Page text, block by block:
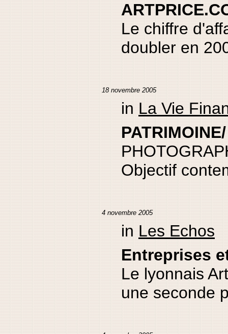
Le chiffre
doubler en
18 novembre 2005
in La Vie
Objectif
4 novembre 2005
in Les Echos
Entreprises
Le lyonnais
une seconde